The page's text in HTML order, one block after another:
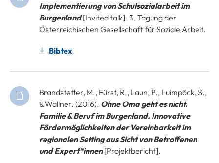
Implementierung von Schulsozialarbeit im
Burgenland[Invited talk]. 3. Tagung der
Österreichischen Gesellschaft für Soziale Arbeit.
Bibtex
Brandstetter, M., Fürst, R., Laun, P., Luimpöck, S.,
& Wallner. (2016). Ohne Oma geht es nicht.
Familie & Beruf im Burgenland. Innovative
Fördermöglichkeiten der Vereinbarkeit im
regionalen Setting aus Sicht von Betroffenen
und Expert*innen[Projektbericht].